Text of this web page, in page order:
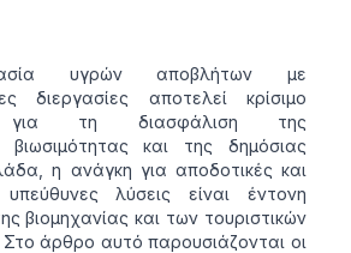
υγρών αποβλήτων με
διεργασίες αποτελεί κρίσιμο
για τη διασφάλιση της
βιωσιμότητας και της δημόσιας
η ανάγκη για αποδοτικές και
υπεύθυνες λύσεις είναι έντονη
βιομηχανίας και των τουριστικών
άρθρο αυτό παρουσιάζονται οι